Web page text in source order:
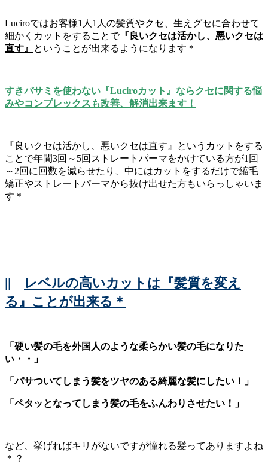
Luciroではお客様1人1人の髪質やクセ、生えグセに合わせて
細かくカットをすることで『良いクセは活かし、悪いクセは
直す』
ということが出来るようになります＊
すきバサミを使わない『Luciroカット』ならクセに関する悩
みやコンプレックスも改善、解消出来ます！
『良いクセは活かし、悪いクセは直す』というカットをする
ことで年間3回～5回ストレートパーマをかけている方が1回
～2回に回数を減らせたり、中にはカットをするだけで縮毛
矯正やストレートパーマから抜け出せた方もいらっしゃいま
す＊
||
レベルの高いカットは『髪質を変え
る』ことが出来る＊
「硬い髪の毛を外国人のような柔らかい髪の毛になりた
い・・」
「パサついてしまう髪をツヤのある綺麗な髪にしたい！」
「ペタッとなってしまう髪の毛をふんわりさせたい！」
など、挙げればキリがないですが憧れる髪ってありますよね
＊？